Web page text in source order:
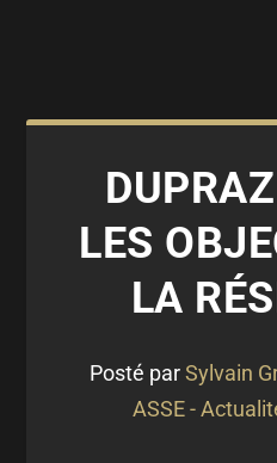
LES
LA
Posté parSylvain
ASSE -